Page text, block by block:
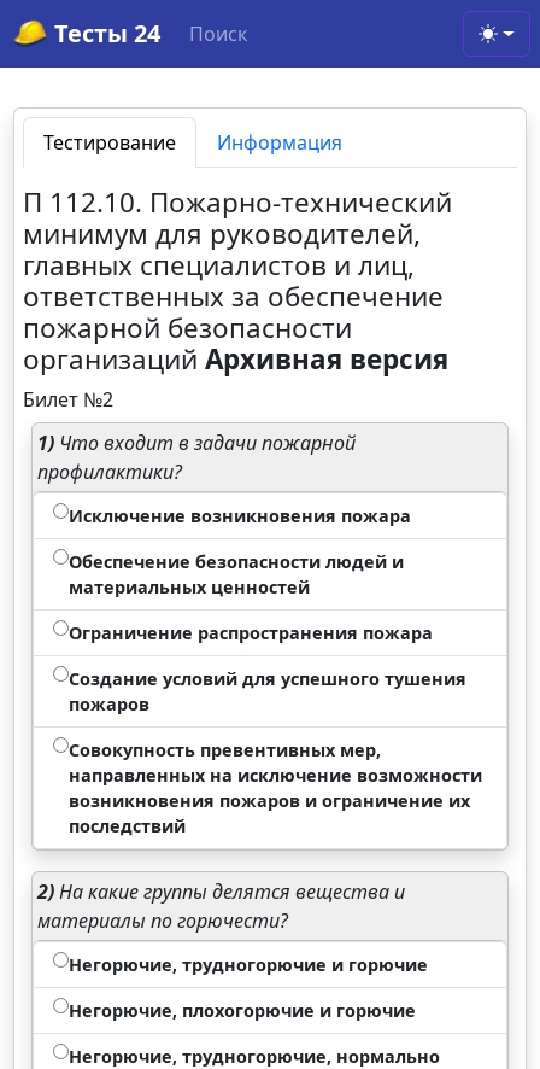
Тесты 24 Поиск
Тестирование Информация
П 112.10. Пожарно-технический
минимум для руководителей,
главных специалистов и лиц,
ответственных за обеспечение
пожарной безопасности
организацийАрхивная версия
Билет №2
1) Что входит в задачи пожарной
профилактики?
Исключение возникновения пожара
Обеспечение безопасности людей и
материальных ценностей
Ограничение распространения пожара
Создание условий для успешного тушения
пожаров
Совокупность превентивных мер,
направленных на исключение возможности
возникновения пожаров и ограничение их
последствий
2)На какие группы делятся вещества и
материалы по горючести?
Негорючие, трудногорючие и горючие
Негорючие, плохогорючие и горючие
Негорючие, трудногорючие, нормально